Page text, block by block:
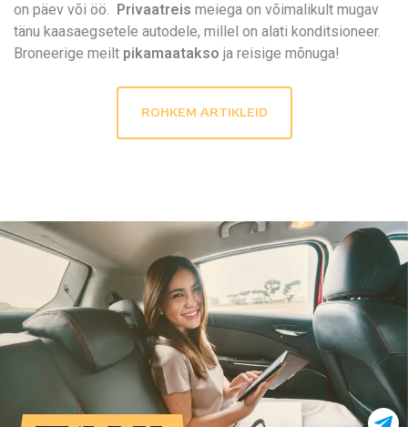
on päev või öö. Privaatreis meiega on võimalikult mugav
tänu kaasaegsetele autodele, millel on alati konditsioneer.
Broneerige meilt pikamaatakso ja reisige mõnuga!
ROHKEM ARTIKLEID